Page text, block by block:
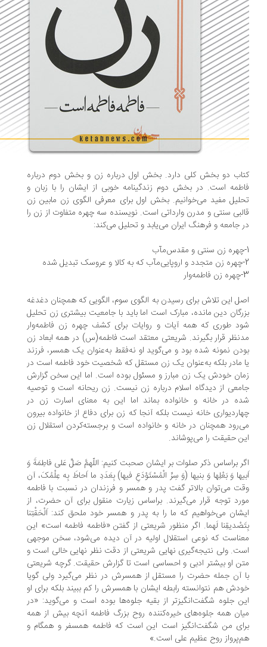
دو بخش کلی دارد. بخش اول درباره زن و بخش دوم درباره
است. در بخش دوم زندگینامه خوبی از ایشان را با زبان و
مفید می‌خوانیم. بخش اول برای معرفی الگوی زن مابین زن
سنتی و مدرن وارداتی است. نویسنده سه چهره متفاوت از زن را
جامعه و فرهنگ ایران می‌یابد و تحلیل می‌کند:
این تلاش برای رسیدن به الگوی سوم، الگویی که همچنان دغدغه
دین مانده، مبارک است اما باید با جامعیت بیشتری زن تحلیل
طوری که همه آیات و روایات برای کشف چهره زن فاطمه‌وار
قرار بگیرند. شریعتی معتقد است فاطمه(س) در همه ابعاد زن
نمونه شده بود و می‌گوید او ‌نه‌فقط به‌عنوان یک همسر، فرزند
مادر بلکه به‌عنوان یک زن مستقل که شخصیت خود فاطمه است در
خودش یک زن مبارز و مسئول بوده است. اما این سخن گزارش
از دیدگاه اسلام درباره زن نیست. زن ریحانه است و توصیه
در خانه و خانواده بماند اما این به معنای اسارت زن در
خانه نیست بلکه آنجا که زن برای دفاع از خانواده بیرون
همچنان در خانه و خانواده است و برجسته‌کردن استقلال زن
حقیقت را می‌پوشاند.
براساس ذکر صلوات بر ایشان صحبت کنیم: اللّهمَّ صَلِّ عَلی فاطِمَةَ وَ
وَ بَعْلِها وَ بنیها (وَ سِرِّ الْمُسْتَوْدَعِ فیها) بِعَدَدِ ما اَحاطَ بِه عِلْمُکَ، آن
می‌توان بالاتر گفت پدر و همسر و فرزندان در نسبت با فاطمه
توجه قرار می‌گیرند. براساس زیارت منقول برای آن حضرت، از
می‌خواهیم که ما را به پدر و همسر خود ملحق کند: اَلْحَقْتِنا
لَهما. اگر منظور شریعتی از گفتن «فاطمه فاطمه است» این
که نوعی استقلال اولیه در آن دیده می‌شود، سخن موجهی
ولی نتیجه‌گیری نهایی شریعتی از دقت نظر نهایی خالی است و
او بیشتر ادبی و احساسی است تا گزارش حقیقت. گرچه شریعتی
آن جمله حضرت را مستقل از همسرش در نظر می‌گیرد ولی گویا
هم نتوانسته رابطه ایشان با همسرش را کم ببیند بلکه برای او
جلوه شگفت‌انگیزتر از بقیه جلوه‌ها بوده است و می‌گوید: «در
همه جلوه‌های خیره‌کننده روح بزرگ فاطمه آنچه بیش از همه
من شگفت‌انگیز است این است که فاطمه همسفر و همگام و
روح عظیم علی است.»